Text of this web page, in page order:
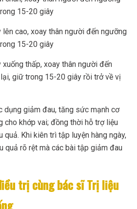
15-20 giây
lên cao, xoay thân người đến ngưỡng
15-20 giây
xuống thấp, xoay thân người đến
giữ trong 15-20 giây rồi trở về vị
dụng giảm đau, tăng sức mạnh cơ
cho khớp vai; đồng thời hỗ trợ liệu
quả. Khi kiên trì tập luyện hàng ngày,
quả rõ rệt mà các bài tập giảm đau
trị cùng bác sĩ Trị liệu